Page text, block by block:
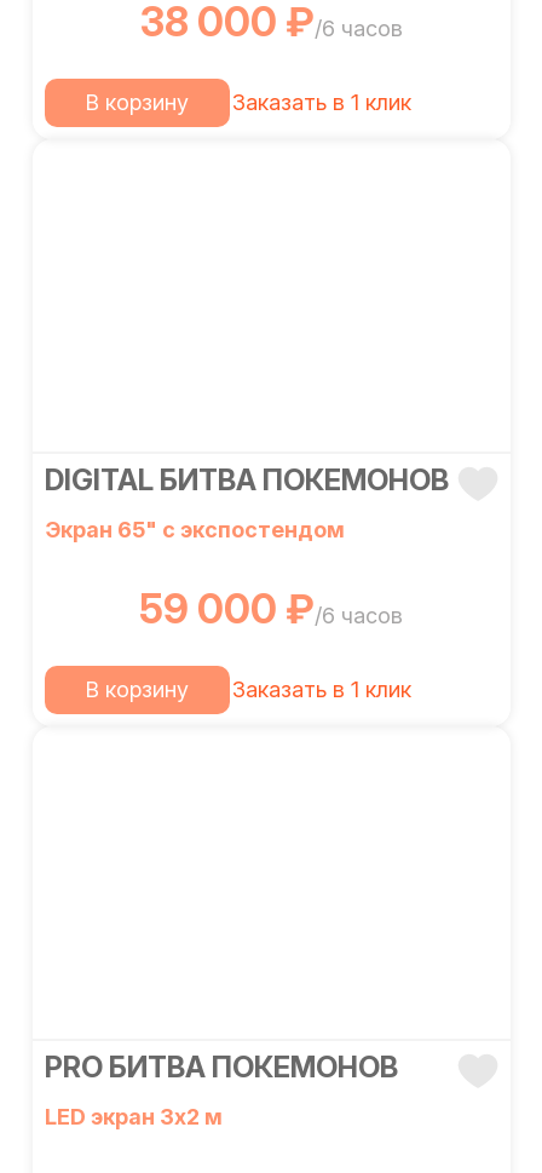
38 000 ₽/6 часов
В корзину Заказать в 1 клик
DIGITAL БИТВА ПОКЕМОНОВ
Экран 65" с экспостендом
59 000 ₽/6 часов
В корзину Заказать в 1 клик
PRO БИТВА ПОКЕМОНОВ
LED экран 3х2 м